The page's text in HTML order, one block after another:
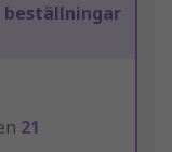
beställningar
21